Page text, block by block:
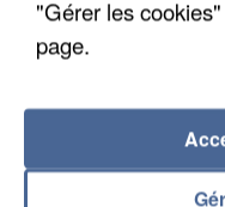
L’UN DES
"Gérer les
page.